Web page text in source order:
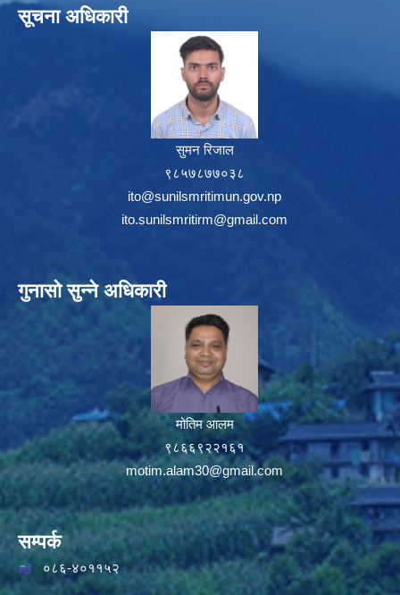
सूचना अधिकारी
सुमन रिजाल
९८५७८७७०३८
ito@sunilsmritimun.gov.np
ito.sunilsmritirm@gmail.com
गुनासो सुन्ने अधिकारी
मोतिम आलम
९८६६९२२१६१
motim.alam30@gmail.com
सम्पर्क
०८६-४०११५२